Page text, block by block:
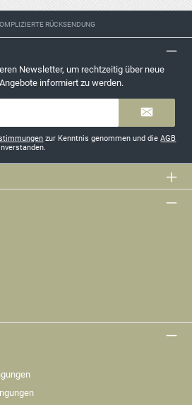
RÜCKSENDUNG
Newsletter, um rechtzeitig über neue
informiert zu werden.
zur Kenntnis genommen und dieAGB